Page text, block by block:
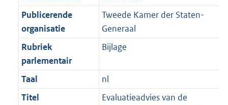
a
t
K
b
1
K
b
Publicerende
organisatie
Tweede Kamer der Staten-
Generaal
Rubriek
parlementair
Bijlage
Taal
nl
Titel
Evaluatieadvies van de